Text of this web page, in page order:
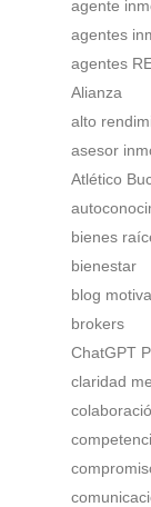
agente
agentes
agentes
Alianza
alto
asesor
Atlético
bienes
bienestar
blog
brokers
ChatGPT
claridad